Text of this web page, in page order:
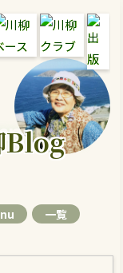
Blog
Blog
一覧